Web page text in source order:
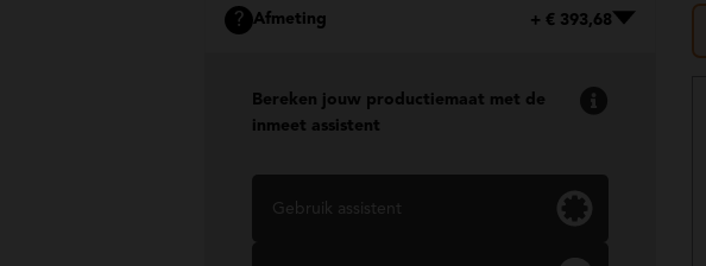
? Afmeting + € 393,68
Bereken jouw productiemaat met de
inmeet assistent
Gebruik assistent